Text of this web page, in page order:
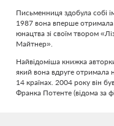
Письменниця здобула собі
1987 вона вперше отримала
юнацтва зі своїм твором
Майтнер».
Найвідоміша книжка
який вона вдруге отримала
14 країнах. 2004 року він
Франка Потенте (відома за